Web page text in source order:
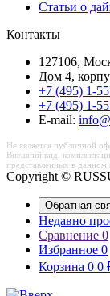
Статьи о
Контакты
127106,
Дом 4,
+7 (495) 1-
+7 (495) 1-
Е-mail:
Не является публичной
Внешний вид,
представленных в данном
Copyright ©
Обратная
Недавно
Сравнение 0
Избранное 0
Корзина 0 0